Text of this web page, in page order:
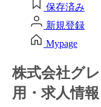
マスコミ（広
建設・不動産
金融（銀行・
コンサルティ
保存済み
新規登録
Mypage
株式会社グ
用・求人情報